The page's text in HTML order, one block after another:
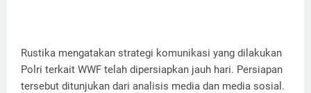
Rustika mengatakan strategi komunikasi yang dilakukan
Polri terkait WWF telah dipersiapkan jauh hari. Persiapan
tersebut ditunjukan dari analisis media dan media sosial.